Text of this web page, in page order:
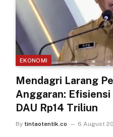
EKONOMI
Mendagri Larang
Anggaran: Efisiensi
DAU Rp14 Triliun
By tintaotentik.co 6 August